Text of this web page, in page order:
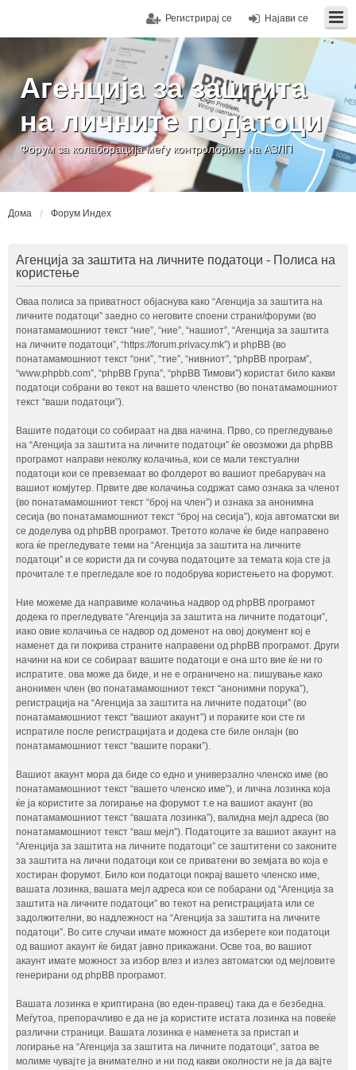
Најави се
Регистрирај се
Агенција за заштита
на личните податоци
Форум за колаборација меѓу контролорите на АЗЛП
Дома Форум Индех
Агенција за заштита на личните податоци - Полиса на
користење
Оваа полиса за приватност објаснува како “Агенција за заштита на
личните податоци” заедно со неговите споени страни/форуми (во
понатамамошниот текст “ние”, “ние”, “нашиот”, “Агенција за заштита
на личните податоци”, “https://forum.privacy.mk”) и phpBB (во
понатамамошниот текст “они”, “тие”, “нивниот”, “phpBB програм”,
“www.phpbb.com”, “phpBB Група”, “phpBB Тимови”) користат било какви
податоци собрани во текот на вашето членство (во понатамамошниот
текст “ваши податоци”).
Вашите податоци со собираат на два начина. Прво, со прегледување
на “Агенција за заштита на личните податоци” ќе овозможи да phpBB
програмот направи неколку колачиња, кои се мали текстуални
податоци кои се превземаат во фолдерот во вашиот пребарувач на
вашиот комјутер. Првите две колачиња содржат само ознака за членот
(во понатамамошниот текст “број на член”) и ознака за анонимна
сесија (во понатамамошниот текст “број на сесија”), која автоматски ви
се доделува од phpBB програмот. Третото колаче ќе биде направено
кога ќе прегледувате теми на “Агенција за заштита на личните
податоци” и се користи да ги сочува податоците за темата која сте ја
прочитале т.е прегледале кое го подобрува користењето на форумот.
Ние можеме да направиме колачиња надвор од phpBB програмот
додека го прегледувате “Агенција за заштита на личните податоци”,
иако овие колачиња се надвор од доменот на овој документ кој е
наменет да ги покрива страните направени од phpBB програмот. Други
начини на кои се собираат вашите податоци е она што вие ќе ни го
испратите. ова може да биде, и не е ограничено на: пишување како
анонимен член (во понатамамошниот текст “анонимни порука”),
регистрација на “Агенција за заштита на личните податоци” (во
понатамамошниот текст “вашиот акаунт”) и пораките кои сте ги
испратиле после регистрацијата и додека сте биле онлајн (во
понатамамошниот текст “вашите пораки”).
Вашиот акаунт мора да биде со едно и универзално членско име (во
понатамамошниот текст “вашето членско име”), и лична лозинка која
ќе ја користите за логирање на форумот т.е на вашиот акаунт (во
понатамамошниот текст “вашата лозинка”), валидна мејл адреса (во
понатамамошниот текст “ваш мејл”). Податоците за вашиот акаунт на
“Агенција за заштита на личните податоци” се заштитени со законите
за заштита на лични податоци кои се приватени во земјата во која е
хостиран форумот. Било кои податоци покрај вашето членско име,
вашата лозинка, вашата мејл адреса кои се побарани од “Агенција за
заштита на личните податоци” во текот на регистрацијата или се
задолжителни, во надлежност на “Агенција за заштита на личните
податоци”. Во сите случаи имате можност да изберете кои податоци
од вашиот акаунт ќе бидат јавно прикажани. Осве тоа, во вашиот
акаунт имате можност за избор влез и излез автоматски од мејловите
генерирани од phpBB програмот.
Вашата лозинка е криптирана (во еден-правец) така да е безбедна.
Меѓутоа, препорачливо е да не ја користите истата лозинка на повеќе
различни страници. Вашата лозинка е наменета за пристап и
логирање на “Агенција за заштита на личните податоци”, затоа ве
молиме чувајте ја внимателно и ни под какви околности не ја да вајте